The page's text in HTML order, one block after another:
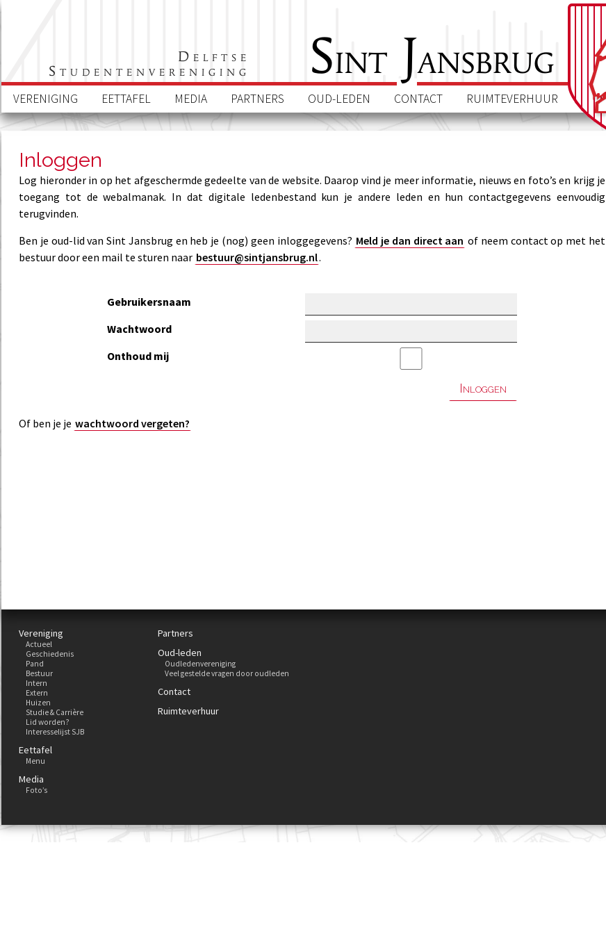
Delftse
Studentenvereniging
Sint Jansbrug
VERENIGING EETTAFEL MEDIA PARTNERS OUD-LEDEN CONTACT RUIMTEVERHUUR
Inloggen
Log hieronder in op het afgeschermde gedeelte van de website. Daarop vind je meer informatie, nieuws en foto’s en krijg je
toegang tot de webalmanak. In dat digitale ledenbestand kun je andere leden en hun contactgegevens eenvoudig
terugvinden.
Ben je oud-lid van Sint Jansbrug en heb je (nog) geen inloggegevens? Meld je dan direct aan of neem contact op met het
bestuur door een mail te sturen naar bestuur@sintjansbrug.nl.
Gebruikersnaam
Wachtwoord
Onthoud mij
Of ben je je wachtwoord vergeten?
Vereniging
Actueel
Geschiedenis
Pand
Bestuur
Intern
Extern
Huizen
Studie & Carrière
Lid worden?
Interesselijst SJB
Eettafel
Menu
Media
Foto’s
Partners
Oud-leden
Oudledenvereniging
Veel gestelde vragen door oudleden
Contact
Ruimteverhuur